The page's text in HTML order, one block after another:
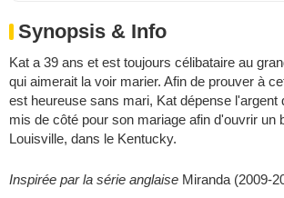
Synopsis & Info
Kat a 39 ans et est toujours célibataire au
qui aimerait la voir marier. Afin de prouver à
est heureuse sans mari, Kat dépense l'argent
mis de côté pour son mariage afin d'ouvrir un
Louisville, dans le Kentucky.
Inspirée par la série anglaise Miranda (2009-